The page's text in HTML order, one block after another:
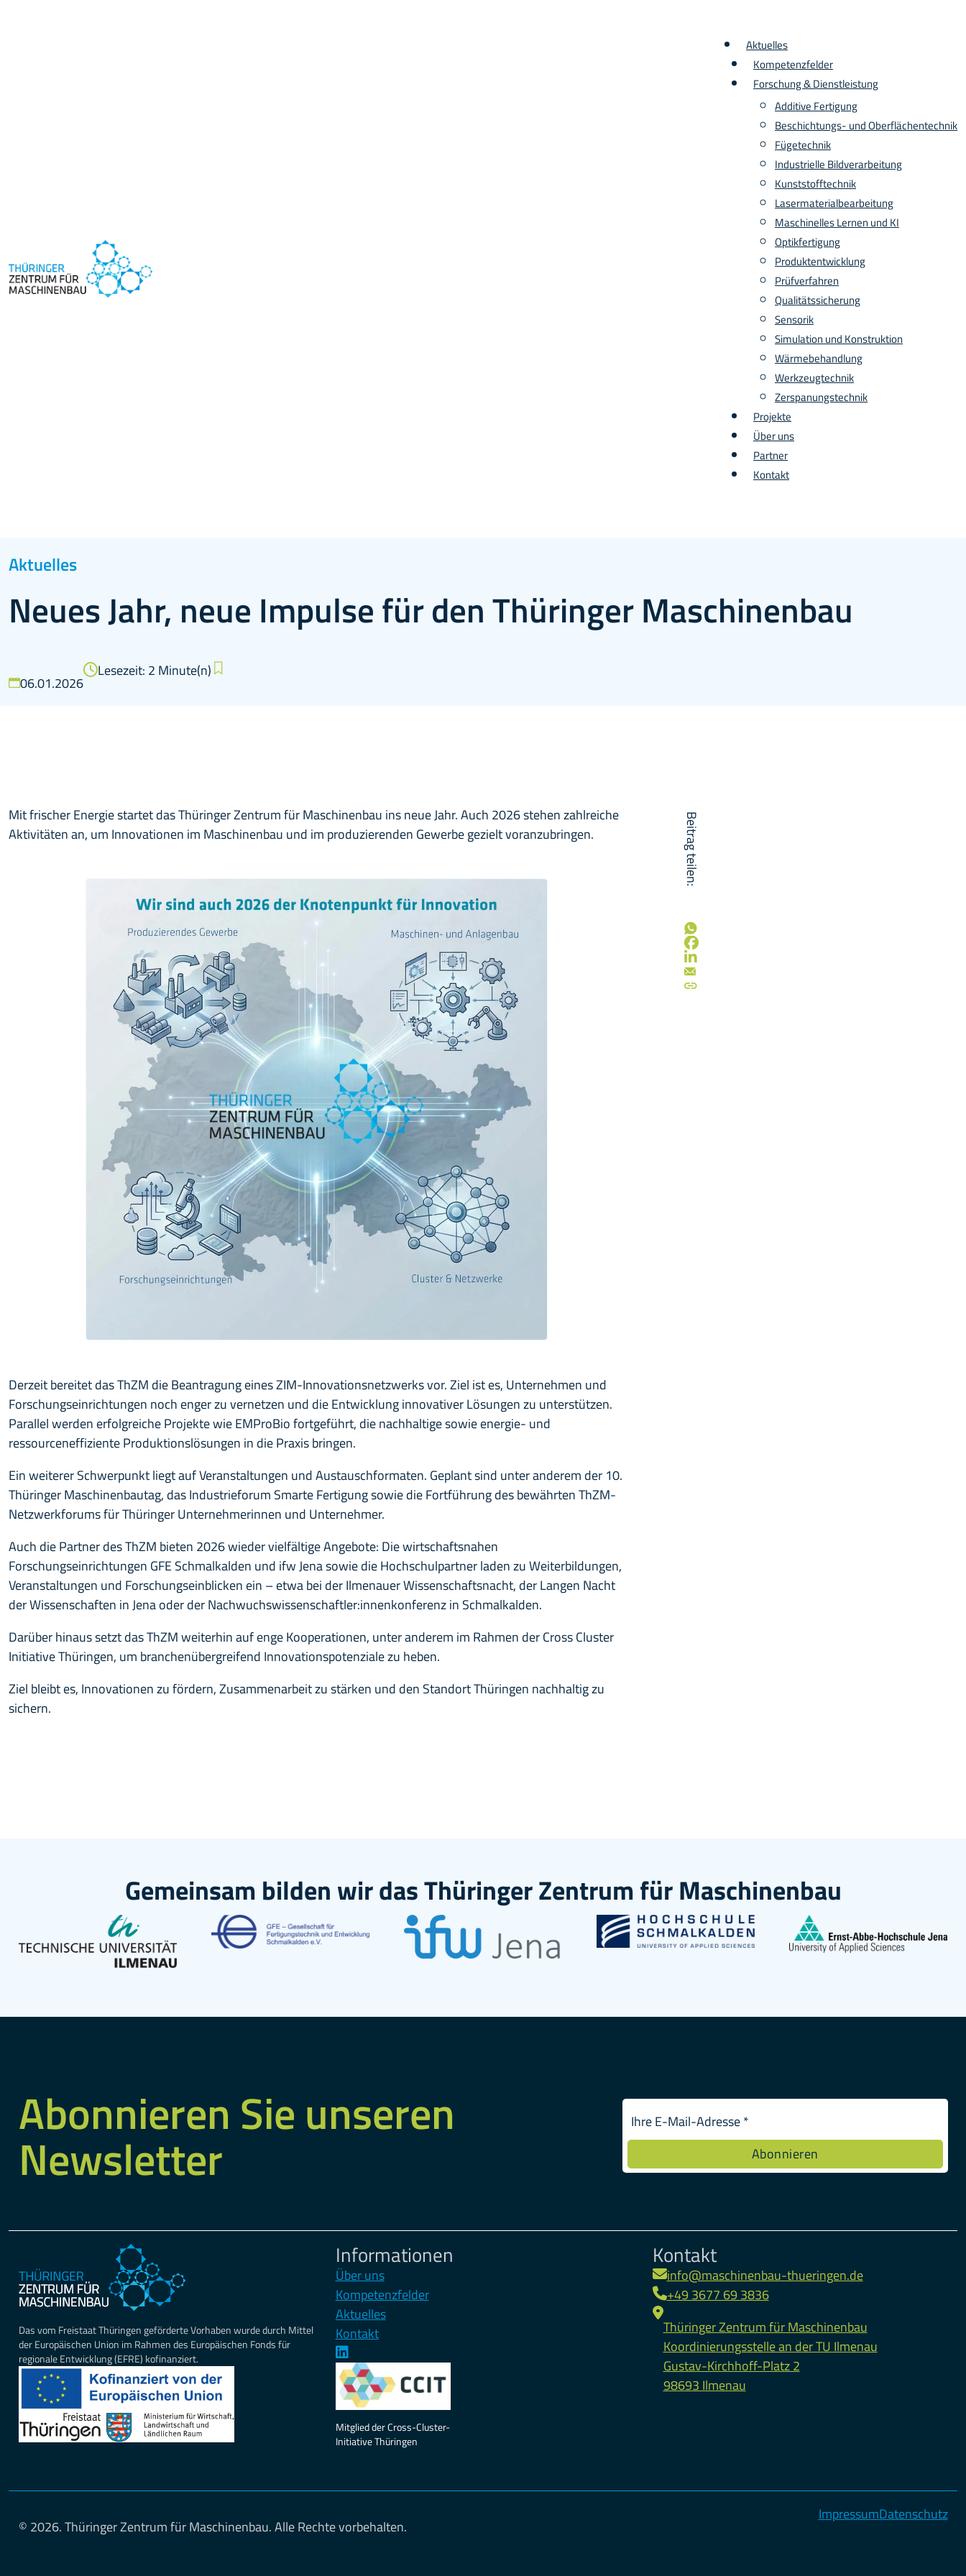
Aktuelles
Kompetenzfelder
Forschung & Dienstleistung
Additive Fertigung
Beschichtungs- und Oberflächentechnik
Fügetechnik
Industrielle Bildverarbeitung
Kunststofftechnik
Lasermaterialbearbeitung
Maschinelles Lernen und KI
Optikfertigung
Produktentwicklung
Prüfverfahren
Qualitätssicherung
Sensorik
Simulation und Konstruktion
Wärmebehandlung
Werkzeugtechnik
Zerspanungstechnik
Projekte
Über uns
Partner
Kontakt
Aktuelles
Neues Jahr, neue Impulse für den Thüringer Maschinenbau
06.01.2026
Lesezeit: 2 Minute(n)
Mit frischer Energie startet das Thüringer Zentrum für Maschinenbau ins neue Jahr. Auch 2026 stehen zahlreiche
Aktivitäten an, um Innovationen im Maschinenbau und im produzierenden Gewerbe gezielt voranzubringen.
Derzeit bereitet das ThZM die Beantragung eines ZIM-Innovationsnetzwerks vor. Ziel ist es, Unternehmen und
Forschungseinrichtungen noch enger zu vernetzen und die Entwicklung innovativer Lösungen zu unterstützen.
Parallel werden erfolgreiche Projekte wie EMProBio fortgeführt, die nachhaltige sowie energie- und
ressourceneffiziente Produktionslösungen in die Praxis bringen.
Ein weiterer Schwerpunkt liegt auf Veranstaltungen und Austauschformaten. Geplant sind unter anderem der 10.
Thüringer Maschinenbautag, das Industrieforum Smarte Fertigung sowie die Fortführung des bewährten ThZM-
Netzwerkforums für Thüringer Unternehmerinnen und Unternehmer.
Auch die Partner des ThZM bieten 2026 wieder vielfältige Angebote: Die wirtschaftsnahen
Forschungseinrichtungen GFE Schmalkalden und ifw Jena sowie die Hochschulpartner laden zu Weiterbildungen,
Veranstaltungen und Forschungseinblicken ein – etwa bei der Ilmenauer Wissenschaftsnacht, der Langen Nacht
der Wissenschaften in Jena oder der Nachwuchswissenschaftler:innenkonferenz in Schmalkalden.
Darüber hinaus setzt das ThZM weiterhin auf enge Kooperationen, unter anderem im Rahmen der Cross Cluster
Initiative Thüringen, um branchenübergreifend Innovationspotenziale zu heben.
Ziel bleibt es, Innovationen zu fördern, Zusammenarbeit zu stärken und den Standort Thüringen nachhaltig zu
sichern.
Beitrag teilen:
Gemeinsam bilden wir das Thüringer Zentrum für Maschinenbau
Abonnieren Sie unseren
Newsletter
Das vom Freistaat Thüringen geförderte Vorhaben wurde durch Mittel
der Europäischen Union im Rahmen des Europäischen Fonds für
regionale Entwicklung (EFRE) kofinanziert.
Informationen
Über uns
Kompetenzfelder
Aktuelles
Kontakt
Mitglied der Cross-Cluster-
Initiative Thüringen
Kontakt
info@maschinenbau-thueringen.de
+49 3677 69 3836
Thüringer Zentrum für Maschinenbau
Koordinierungsstelle an der TU Ilmenau
Gustav-Kirchhoff-Platz 2
98693 Ilmenau
© 2026. Thüringer Zentrum für Maschinenbau. Alle Rechte vorbehalten.
ImpressumDatenschutz